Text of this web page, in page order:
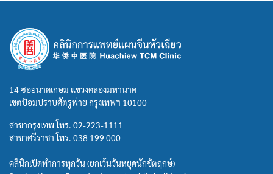
14 ซอยนาคเกษม แขวงคลองมหานาค
เขตป้อมปราบศัตรูพ่าย กรุงเทพฯ 10100
สาขากรุงเทพ โทร. 02-223-1111
สาขาศรีราชา โทร. 038 199 000
คลินิกเปิดทำการทุกวัน (ยกเว้นวันหยุดนักขัตฤกษ์)